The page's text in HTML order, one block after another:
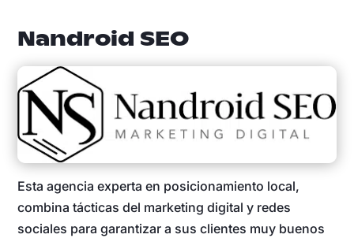
Nandroid SEO
Esta agencia experta en posicionamiento local,
combina tácticas del marketing digital y redes
sociales para garantizar a sus clientes muy buenos